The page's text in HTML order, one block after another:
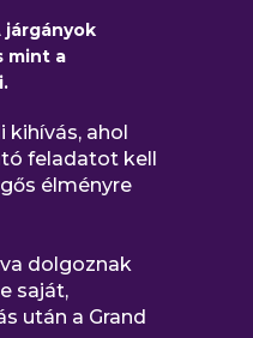
járgányok
mint a
kihívás, ahol
feladatot kell
élményre
dolgoznak
saját,
után a Grand